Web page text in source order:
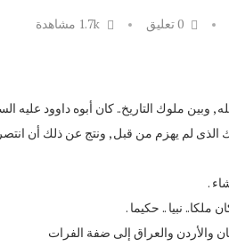
1.7k مشاهدة
, وبين ملوك التاريخ.. كان أبوه داوود
الذى لم يهزم من قبل , ونتج عن ذلك أن
.
نبيا .. حكيما .
والأردن والعراق إلى ضفة الفرات